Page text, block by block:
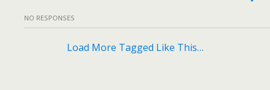
NO RESPONSES
Load More Tagged Like This…